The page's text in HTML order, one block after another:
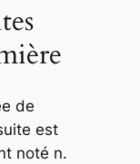
de
est
noté n.